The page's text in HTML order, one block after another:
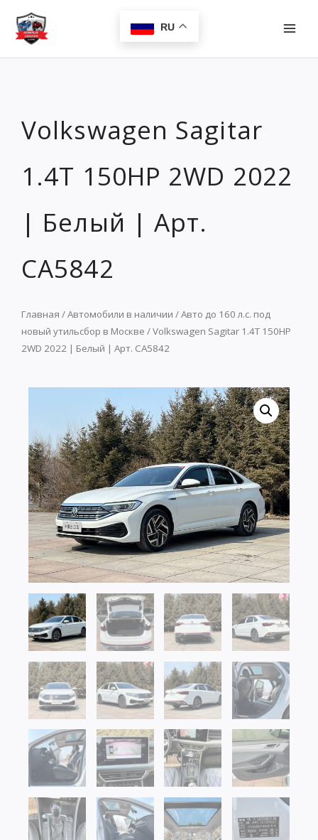
Перейти
содержимому
RU
Volkswagen Sagitar
1.4T 150HP 2WD 2022
| Белый | Арт.
CA5842
Главная /Автомобили в наличии /Авто до 160 л.с. под
новый утильсбор в Москве / Volkswagen Sagitar 1.4T 150HP
2WD 2022 | Белый | Арт. CA5842